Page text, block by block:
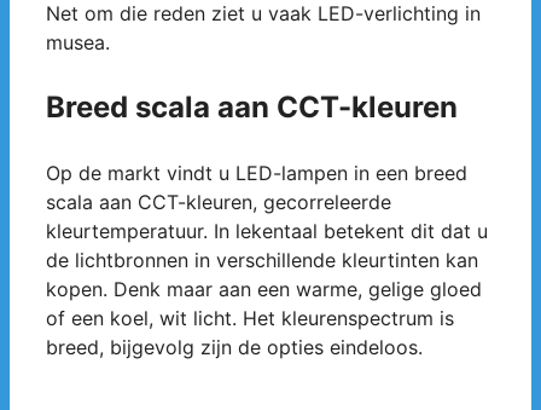
Net om die reden ziet u vaak LED-verlichting in
musea.
Breed scala aan CCT-kleuren
Op de markt vindt u LED-lampen in een breed
scala aan CCT-kleuren, gecorreleerde
kleurtemperatuur. In lekentaal betekent dit dat u
de lichtbronnen in verschillende kleurtinten kan
kopen. Denk maar aan een warme, gelige gloed
of een koel, wit licht. Het kleurenspectrum is
breed, bijgevolg zijn de opties eindeloos.